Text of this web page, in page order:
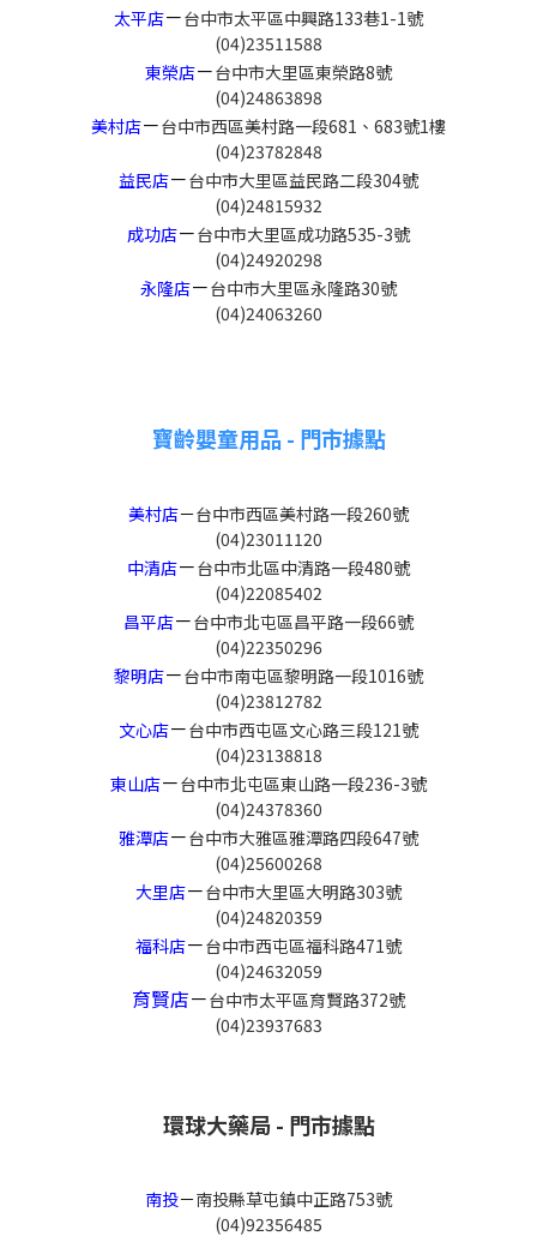
太平店－台中市太平區中興路133巷1-1號
(04)23511588
東榮店－台中市大里區東榮路8號
(04)24863898
美村店－台中市西區美村路一段681、683號1樓
(04)23782848
益民店－台中市大里區益民路二段304號
(04)24815932
成功店－台中市大里區成功路535-3號
(04)24920298
永隆店－台中市大里區永隆路30號
(04)24063260
寶齡嬰童用品 - 門市據點
美村店－台中市西區美村路一段260號
(04)23011120
中清店－台中市北區中清路一段480號
(04)22085402
昌平店－台中市北屯區昌平路一段66號
(04)22350296
黎明店－台中市南屯區黎明路一段1016號
(04)23812782
文心店－台中市西屯區文心路三段121號
(04)23138818
東山店－台中市北屯區東山路一段236-3號
(04)24378360
雅潭店－台中市大雅區雅潭路四段647號
(04)25600268
大里店－台中市大里區大明路303號
(04)24820359
福科店－台中市西屯區福科路471號
(04)24632059
育賢店－台中市太平區育賢路372號
(04)23937683
環球大藥局 - 門市據點
南投－南投縣草屯鎮中正路753號
(04)92356485